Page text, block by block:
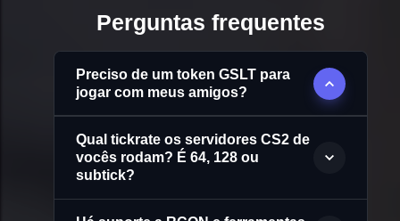
Perguntas frequentes
Preciso de um token GSLT para
jogar com meus amigos?
Qual tickrate os servidores CS2 de
vocês rodam? É 64, 128 ou
subtick?